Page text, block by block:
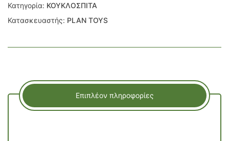
Κατηγορία: ΚΟΥΚΛΟΣΠΙΤΑ
Κατασκευαστής: PLAN TOYS
Επιπλέον πληροφορίες